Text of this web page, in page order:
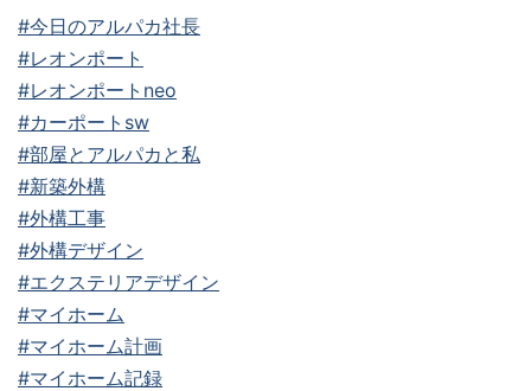
#今日のアルパカ社長
#レオンポート
#レオンポートneo
#カーポートsw
#部屋とアルパカと私
#新築外構
#外構工事
#外構デザイン
#エクステリアデザイン
#マイホーム
#マイホーム計画
#マイホーム記録